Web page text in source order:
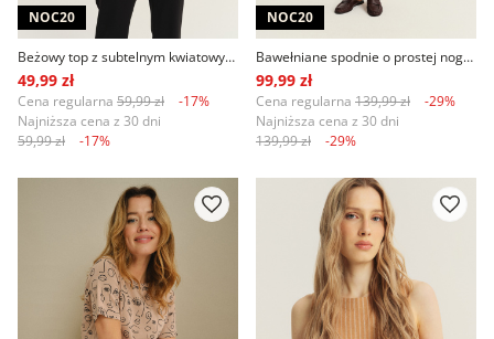
NOC20
Beżowy top z subtelnym kwiatowym nadrukiem
49,99 zł
Cena regularna 59,99 zł
-17%
Najniższa cena z 30 dni
59,99 zł
-17%
NOC20
Bawełniane spodnie o prostej nogawce
99,99 zł
Cena regularna 139,99 zł
-29%
Najniższa cena z 30 dni
139,99 zł
-29%